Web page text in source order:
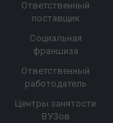
Ответственный
поставщик
Социальная
франшиза
Ответственный
работодатель
Центры занятости
ВУЗов